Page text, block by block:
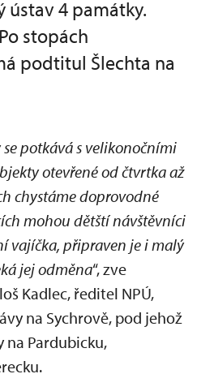
4 památky.
stopách
podtitul Šlechta na
potkává s velikonočními
otevřené od čtvrtka až
chystáme doprovodné
mohou dětští návštěvníci
vajíčka, připraven je i malý
jej odměna“, zve
Kadlec, ředitel NPÚ,
na Sychrově, pod jehož
na Pardubicku,